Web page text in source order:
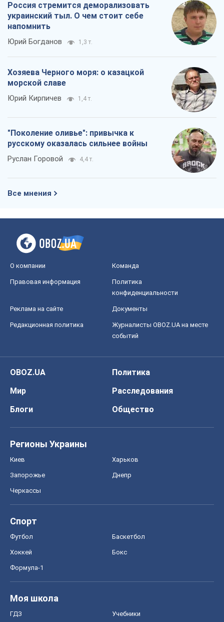
Россия стремится деморализовать
украинский тыл. О чем стоит себе
напомнить
Юрий Богданов 1,3 т.
Хозяева Черного моря: о казацкой
морской славе
Юрий Кирпичев 1,4 т.
"Поколение оливье": привычка к
русскому оказалась сильнее войны
Руслан Горовой 4,4 т.
Все мнения
О компании Команда
Правовая информация
Политика
конфиденциальности
Реклама на сайте Документы
Редакционная политика
Журналисты OBOZ.UA на месте
событий
OBOZ.UA
Политика
Мир
Расследования
Блоги
Общество
Регионы Украины
Киев Харьков
Запорожье Днепр
Черкассы
Спорт
Футбол Баскетбол
Хоккей Бокс
Формула-1
Моя школа
ГДЗ Учебники